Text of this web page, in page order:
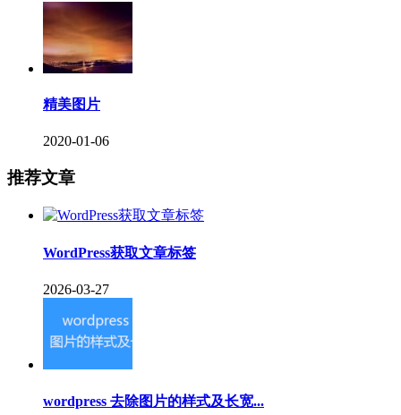
精美图片
2020-01-06
推荐文章
WordPress获取文章标签
2026-03-27
wordpress 去除图片的样式及长宽...